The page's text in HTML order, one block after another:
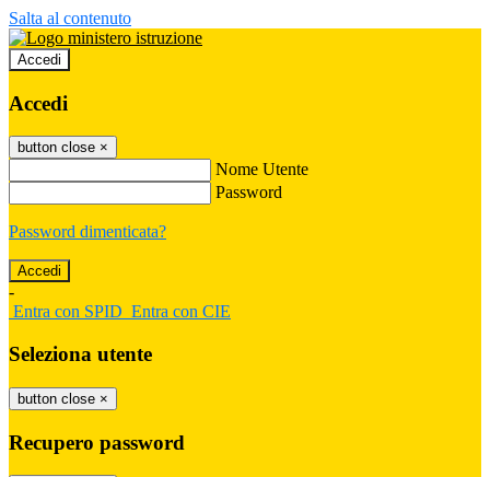
Salta al contenuto
Accedi
Accedi
button close ×
Nome Utente
Password
Password dimenticata?
-
Entra con SPID Entra con CIE
Seleziona utente
button close ×
Recupero password